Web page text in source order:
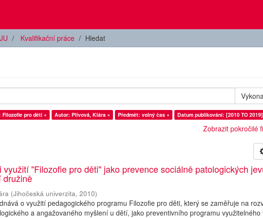
Kvalifikační práce Hledat
Filozofie pro děti × Autor: Plívová, Klára × Předmět: volný čas × Datum publikování: [2010 TO
Zobrazit pokročilé
využití "Filozofie pro děti" jako prevence sociálně patologických
družině
(Jihočeská univerzita,2010)
o využití pedagogického programu Filozofie pro děti, který se zaměřuje na
a angažovaného myšlení u dětí, jako preventivního programu využitelného